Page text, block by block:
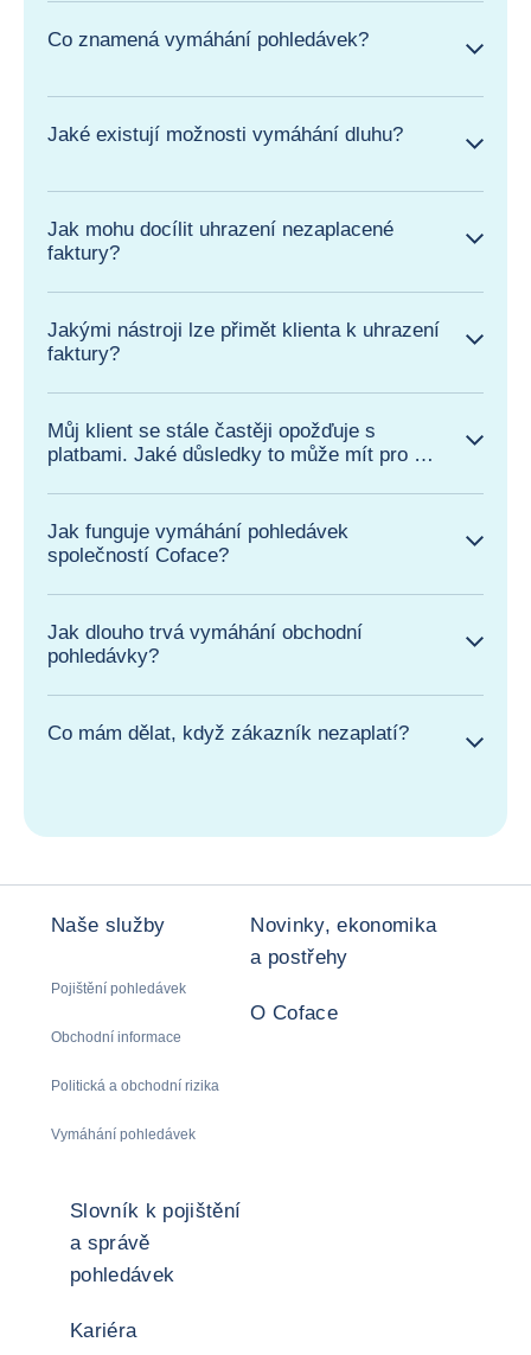
Co znamená vymáhání pohledávek?
Jaké existují možnosti vymáhání dluhu?
Jak mohu docílit uhrazení nezaplacené
faktury?
Jakými nástroji lze přimět klienta k uhrazení
faktury?
Můj klient se stále častěji opožďuje s
platbami. Jaké důsledky to může mít pro mé
Jak funguje vymáhání pohledávek
společností Coface?
Jak dlouho trvá vymáhání obchodní
pohledávky?
Co mám dělat, když zákazník nezaplatí?
Naše služby
Pojištění pohledávek
Obchodní informace
Politická a obchodní rizika
Vymáhání pohledávek
Novinky, ekonomika
a postřehy
O Coface
Slovník k pojištění
a správě
pohledávek
Kariéra